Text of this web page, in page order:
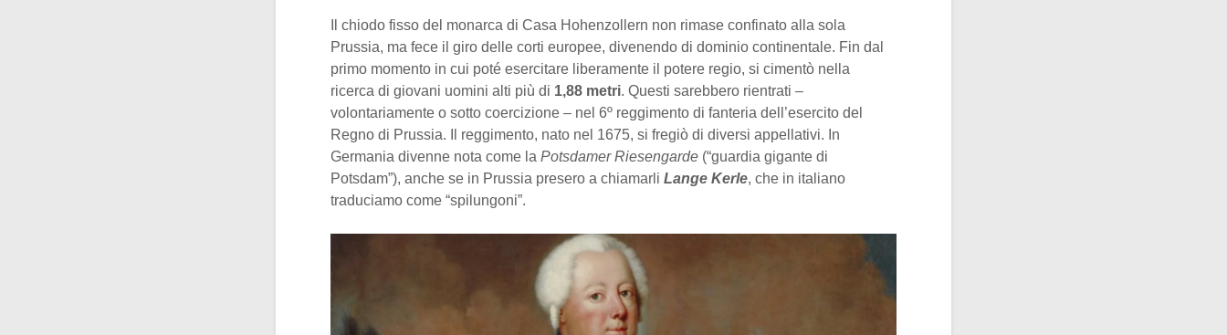
Il chiodo fisso del monarca di Casa Hohenzollern non rimase confinato alla sola
Prussia, ma fece il giro delle corti europee, divenendo di dominio continentale. Fin dal
primo momento in cui poté esercitare liberamente il potere regio, si cimentò nella
ricerca di giovani uomini alti più di 1,88 metri. Questi sarebbero rientrati –
volontariamente o sotto coercizione – nel 6º reggimento di fanteria dell’esercito del
Regno di Prussia. Il reggimento, nato nel 1675, si fregiò di diversi appellativi. In
Germania divenne nota come la Potsdamer Riesengarde (“guardia gigante di
Potsdam”), anche se in Prussia presero a chiamarli Lange Kerle, che in italiano
traduciamo come “spilungoni”.